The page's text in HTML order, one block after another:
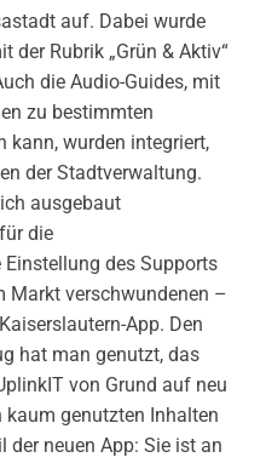
auf. Dabei wurde
der Rubrik „Grün & Aktiv“
die Audio-Guides, mit
zu bestimmten
kann, wurden integriert,
der Stadtverwaltung.
ausgebaut
die
des Supports
Markt verschwundenen –
App. Den
hat man genutzt, das
von Grund auf neu
genutzten Inhalten
der neuen App: Sie ist an